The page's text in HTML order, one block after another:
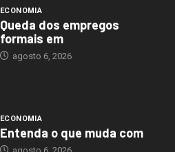
ECONOMIA
Queda dos empregos
formais em
agosto 6, 2026
ECONOMIA
Entenda o que muda com